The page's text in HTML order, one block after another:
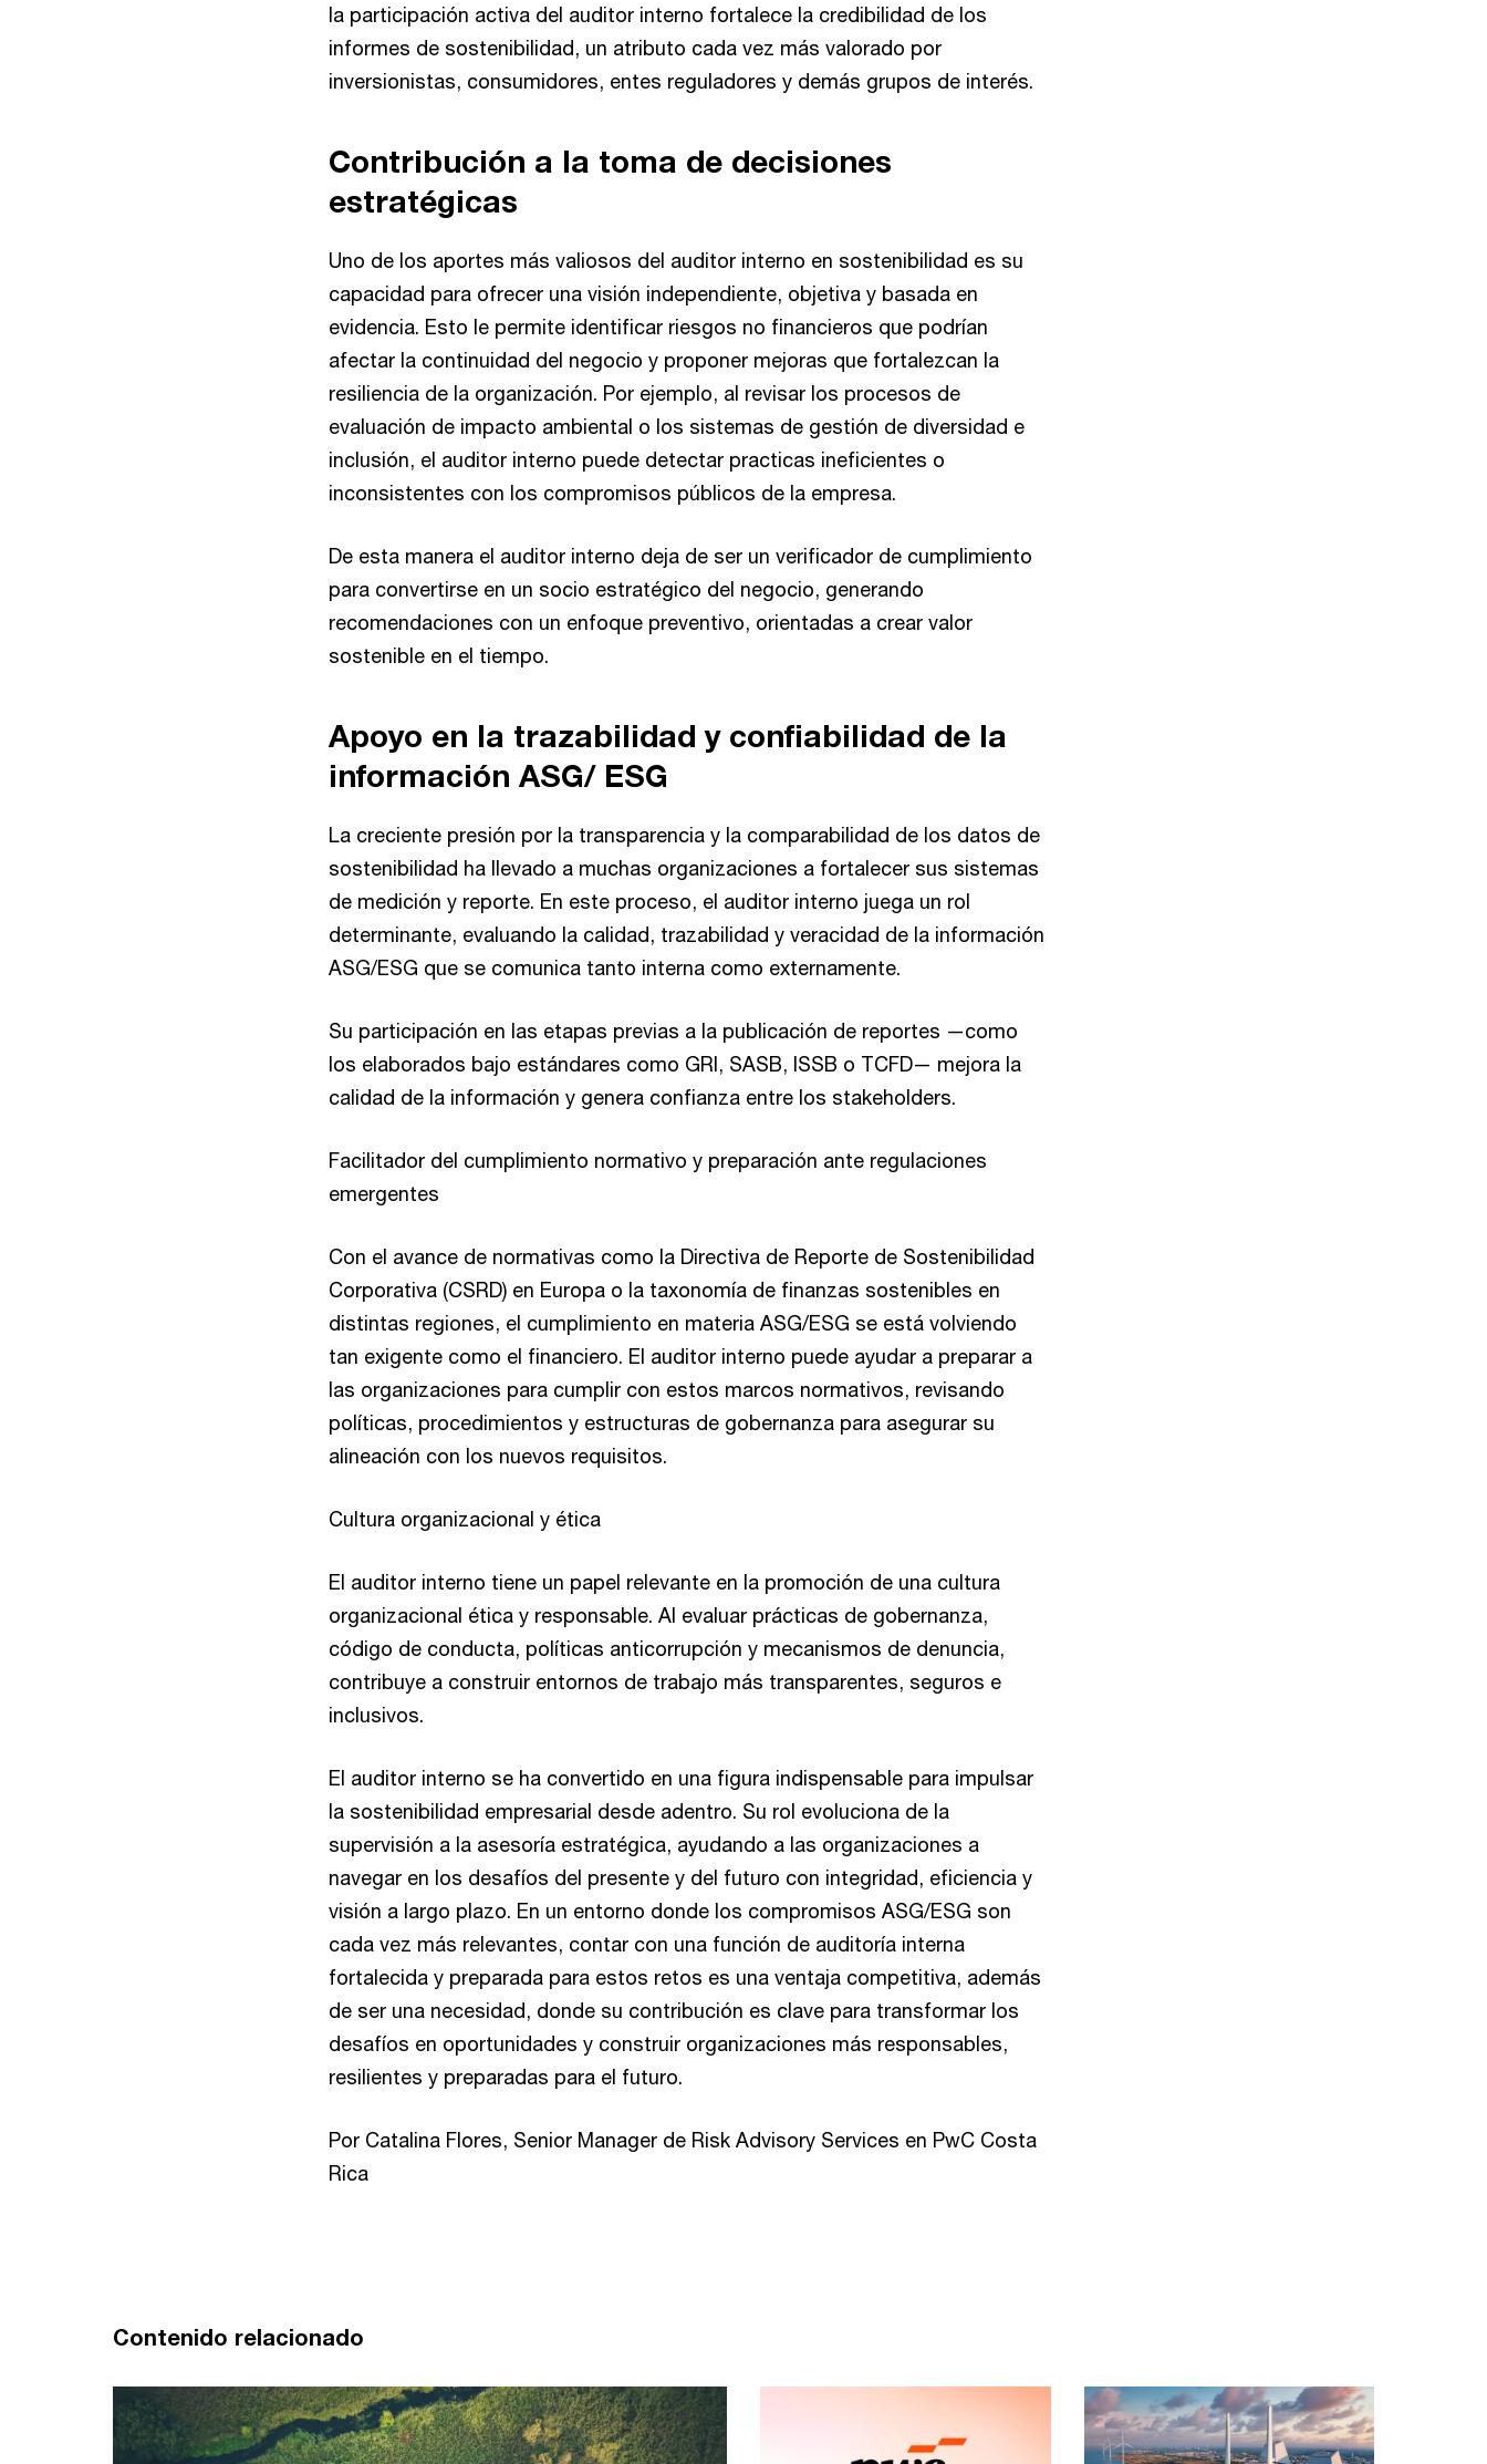
la participación activa del auditor interno fortalece la credibilidad de los
informes de sostenibilidad, un atributo cada vez más valorado por
inversionistas, consumidores, entes reguladores y demás grupos de interés.
Contribución a la toma de decisiones
estratégicas
Uno de los aportes más valiosos del auditor interno en sostenibilidad es su
capacidad para ofrecer una visión independiente, objetiva y basada en
evidencia. Esto le permite identificar riesgos no financieros que podrían
afectar la continuidad del negocio y proponer mejoras que fortalezcan la
resiliencia de la organización. Por ejemplo, al revisar los procesos de
evaluación de impacto ambiental o los sistemas de gestión de diversidad e
inclusión, el auditor interno puede detectar practicas ineficientes o
inconsistentes con los compromisos públicos de la empresa.
De esta manera el auditor interno deja de ser un verificador de cumplimiento
para convertirse en un socio estratégico del negocio, generando
recomendaciones con un enfoque preventivo, orientadas a crear valor
sostenible en el tiempo.
Apoyo en la trazabilidad y confiabilidad de la
información ASG/ ESG
La creciente presión por la transparencia y la comparabilidad de los datos de
sostenibilidad ha llevado a muchas organizaciones a fortalecer sus sistemas
de medición y reporte. En este proceso, el auditor interno juega un rol
determinante, evaluando la calidad, trazabilidad y veracidad de la información
ASG/ESG que se comunica tanto interna como externamente.
Su participación en las etapas previas a la publicación de reportes —como
los elaborados bajo estándares como GRI, SASB, ISSB o TCFD— mejora la
calidad de la información y genera confianza entre los stakeholders.
Facilitador del cumplimiento normativo y preparación ante regulaciones
emergentes
Con el avance de normativas como la Directiva de Reporte de Sostenibilidad
Corporativa (CSRD) en Europa o la taxonomía de finanzas sostenibles en
distintas regiones, el cumplimiento en materia ASG/ESG se está volviendo
tan exigente como el financiero. El auditor interno puede ayudar a preparar a
las organizaciones para cumplir con estos marcos normativos, revisando
políticas, procedimientos y estructuras de gobernanza para asegurar su
alineación con los nuevos requisitos.
Cultura organizacional y ética
El auditor interno tiene un papel relevante en la promoción de una cultura
organizacional ética y responsable. Al evaluar prácticas de gobernanza,
código de conducta, políticas anticorrupción y mecanismos de denuncia,
contribuye a construir entornos de trabajo más transparentes, seguros e
inclusivos.
El auditor interno se ha convertido en una figura indispensable para impulsar
la sostenibilidad empresarial desde adentro. Su rol evoluciona de la
supervisión a la asesoría estratégica, ayudando a las organizaciones a
navegar en los desafíos del presente y del futuro con integridad, eficiencia y
visión a largo plazo. En un entorno donde los compromisos ASG/ESG son
cada vez más relevantes, contar con una función de auditoría interna
fortalecida y preparada para estos retos es una ventaja competitiva, además
de ser una necesidad, donde su contribución es clave para transformar los
desafíos en oportunidades y construir organizaciones más responsables,
resilientes y preparadas para el futuro.
Por Catalina Flores, Senior Manager de Risk Advisory Services en PwC Costa
Rica
Contenido relacionado